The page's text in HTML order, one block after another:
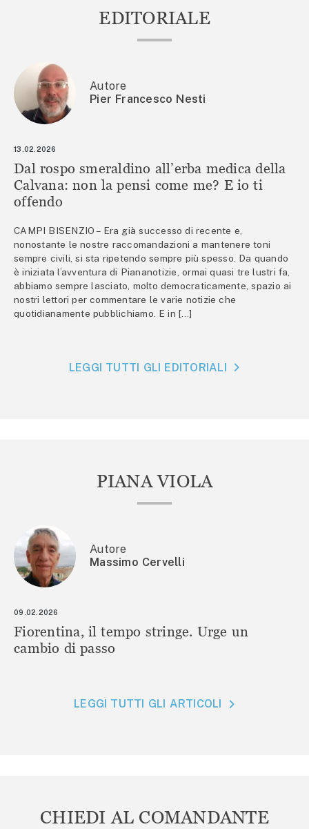
EDITORIALE
Autore
Pier Francesco Nesti
13.02.2026
Dal rospo smeraldino all’erba medica della
Calvana: non la pensi come me? E io ti
offendo
CAMPI BISENZIO – Era già successo di recente e,
nonostante le nostre raccomandazioni a mantenere toni
sempre civili, si sta ripetendo sempre più spesso. Da quando
è iniziata l’avventura di Piananotizie, ormai quasi tre lustri fa,
abbiamo sempre lasciato, molto democraticamente, spazio ai
nostri lettori per commentare le varie notizie che
quotidianamente pubblichiamo. E in […]
LEGGI TUTTI GLI EDITORIALI
PIANA VIOLA
Autore
Massimo Cervelli
09.02.2026
Fiorentina, il tempo stringe. Urge un
cambio di passo
LEGGI TUTTI GLI ARTICOLI
CHIEDI AL COMANDANTE